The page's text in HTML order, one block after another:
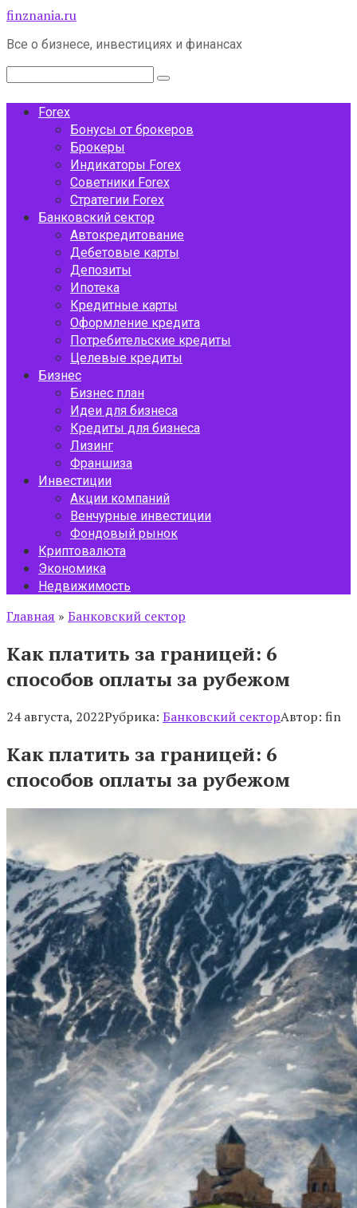
Перейти
контенту
finznania.ru
Все о бизнесе, инвестициях и финансах
Поиск:
Forex
Бонусы от брокеров
Брокеры
Индикаторы Forex
Советники Forex
Стратегии Forex
Банковский сектор
Автокредитование
Дебетовые карты
Депозиты
Ипотека
Кредитные карты
Оформление кредита
Потребительские кредиты
Целевые кредиты
Бизнес
Бизнес план
Идеи для бизнеса
Кредиты для бизнеса
Лизинг
Франшиза
Инвестиции
Акции компаний
Венчурные инвестиции
Фондовый рынок
Криптовалюта
Экономика
Недвижимость
Главная » Банковский сектор
Как платить за границей: 6
способов оплаты за рубежом
24 августа, 2022Рубрика: Банковский секторАвтор: fin
Как платить за границей: 6
способов оплаты за рубежом